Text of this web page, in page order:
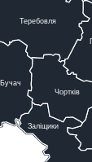
Теребовля
Бучач
Заліщики
Чортків